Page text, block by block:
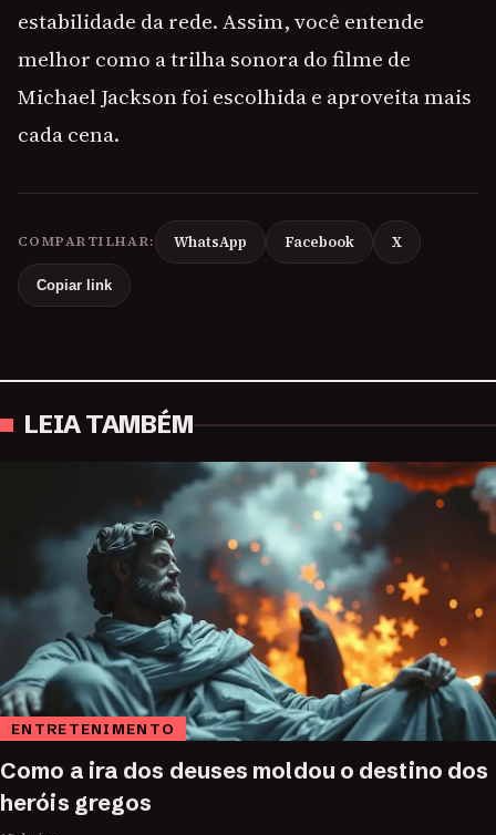
estabilidade da rede. Assim, você entende
melhor como a trilha sonora do filme de
Michael Jackson foi escolhida e aproveita mais
cada cena.
COMPARTILHAR: WhatsApp Facebook X
Copiar link
LEIA TAMBÉM
ENTRETENIMENTO
Como a ira dos deuses moldou o destino dos
heróis gregos